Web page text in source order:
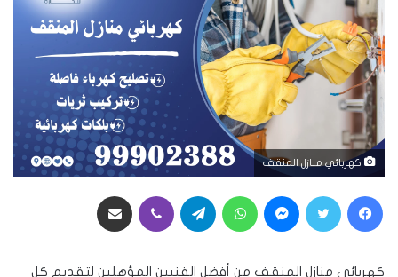
كهربائي منازل المنقف
كهربائي منازل المنقف من أفضل الفنيين المؤهلين لتقديم كل